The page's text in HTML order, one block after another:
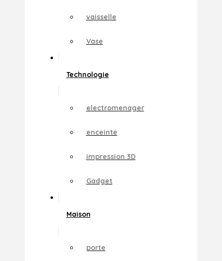
vaisselle
Vase
Technologie
electromenager
enceinte
impression 3D
Gadget
Maison
porte